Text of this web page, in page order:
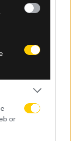
or
κόντρα